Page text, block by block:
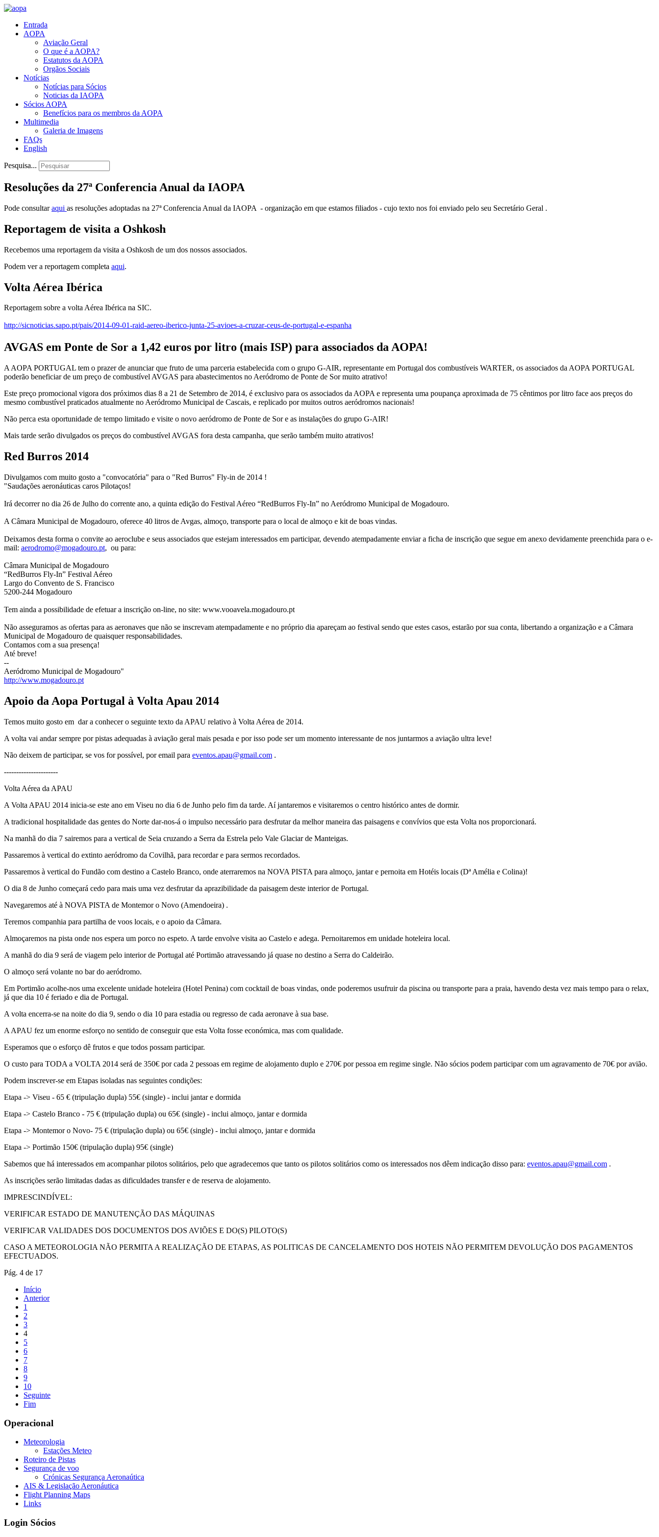
Entrada
AOPA
Aviação Geral
O que é a AOPA?
Estatutos da AOPA
Orgãos Sociais
Notícias
Notícias para Sócios
Noticias da IAOPA
Sócios AOPA
Benefícios para os membros da AOPA
Multimedia
Galeria de Imagens
FAQs
English
Pesquisa...
Resoluções da 27ª Conferencia Anual da IAOPA
Pode consultaraqui as resoluções adoptadas na 27ª Conferencia Anual da IAOPA - organização em que estamos filiados - cujo texto nos foi enviado pelo seu Secretário Geral .
Reportagem de visita a Oshkosh
Recebemos uma reportagem da visita a Oshkosh de um dos nossos associados.
Podem ver a reportagem completa aqui.
Volta Aérea Ibérica
Reportagem sobre a volta Aérea Ibérica na SIC.
http://sicnoticias.sapo.pt/pais/2014-09-01-raid-aereo-iberico-junta-25-avioes-a-cruzar-ceus-de-portugal-e-espanha
AVGAS em Ponte de Sor a 1,42 euros por litro (mais ISP) para associados da AOPA!
A AOPA PORTUGAL tem o prazer de anunciar que fruto de uma parceria estabelecida com o grupo G-AIR, representante em Portugal dos combustíveis WARTER, os associados da AOPA PORTUGAL
poderão beneficiar de um preço de combustível AVGAS para abastecimentos no Aeródromo de Ponte de Sor muito atrativo!
Este preço promocional vigora dos próximos dias 8 a 21 de Setembro de 2014, é exclusivo para os associados da AOPA e representa uma poupança aproximada de 75 cêntimos por litro face aos preços do
mesmo combustível praticados atualmente no Aeródromo Municipal de Cascais, e replicado por muitos outros aeródromos nacionais!
Não perca esta oportunidade de tempo limitado e visite o novo aeródromo de Ponte de Sor e as instalações do grupo G-AIR!
Mais tarde serão divulgados os preços do combustível AVGAS fora desta campanha, que serão também muito atrativos!
Red Burros 2014
Divulgamos com muito gosto a "convocatória" para o "Red Burros" Fly-in de 2014 !
"Saudações aeronáuticas caros Pilotaços!
Irá decorrer no dia 26 de Julho do corrente ano, a quinta edição do Festival Aéreo “RedBurros Fly-In” no Aeródromo Municipal de Mogadouro.
A Câmara Municipal de Mogadouro, oferece 40 litros de Avgas, almoço, transporte para o local de almoço e kit de boas vindas.
Deixamos desta forma o convite ao aeroclube e seus associados que estejam interessados em participar, devendo atempadamente enviar a ficha de inscrição que segue em anexo devidamente preenchida para o e-
mail: aerodromo@mogadouro.pt, ou para:
Câmara Municipal de Mogadouro
“RedBurros Fly-In” Festival Aéreo
Largo do Convento de S. Francisco
5200-244 Mogadouro
Tem ainda a possibilidade de efetuar a inscrição on-line, no site: www.vooavela.mogadouro.pt
Não asseguramos as ofertas para as aeronaves que não se inscrevam atempadamente e no próprio dia apareçam ao festival sendo que estes casos, estarão por sua conta, libertando a organização e a Câmara
Municipal de Mogadouro de quaisquer responsabilidades.
Contamos com a sua presença!
Até breve!
--
Aeródromo Municipal de Mogadouro"
http://www.mogadouro.pt
Apoio da Aopa Portugal à Volta Apau 2014
Temos muito gosto em dar a conhecer o seguinte texto da APAU relativo à Volta Aérea de 2014.
A volta vai andar sempre por pistas adequadas à aviação geral mais pesada e por isso pode ser um momento interessante de nos juntarmos a aviação ultra leve!
Não deixem de participar, se vos for possível, por email para eventos.apau@gmail.com .
----------------------
Volta Aérea da APAU
A Volta APAU 2014 inicia-se este ano em Viseu no dia 6 de Junho pelo fim da tarde. Aí jantaremos e visitaremos o centro histórico antes de dormir.
A tradicional hospitalidade das gentes do Norte dar-nos-á o impulso necessário para desfrutar da melhor maneira das paisagens e convívios que esta Volta nos proporcionará.
Na manhã do dia 7 sairemos para a vertical de Seia cruzando a Serra da Estrela pelo Vale Glaciar de Manteigas.
Passaremos à vertical do extinto aeródromo da Covilhã, para recordar e para sermos recordados.
Passaremos à vertical do Fundão com destino a Castelo Branco, onde aterraremos na NOVA PISTA para almoço, jantar e pernoita em Hotéis locais (Dª Amélia e Colina)!
O dia 8 de Junho começará cedo para mais uma vez desfrutar da aprazibilidade da paisagem deste interior de Portugal.
Navegaremos até à NOVA PISTA de Montemor o Novo (Amendoeira) .
Teremos companhia para partilha de voos locais, e o apoio da Câmara.
Almoçaremos na pista onde nos espera um porco no espeto. A tarde envolve visita ao Castelo e adega. Pernoitaremos em unidade hoteleira local.
A manhã do dia 9 será de viagem pelo interior de Portugal até Portimão atravessando já quase no destino a Serra do Caldeirão.
O almoço será volante no bar do aeródromo.
Em Portimão acolhe-nos uma excelente unidade hoteleira (Hotel Penina) com cocktail de boas vindas, onde poderemos usufruir da piscina ou transporte para a praia, havendo desta vez mais tempo para o relax,
já que dia 10 é feriado e dia de Portugal.
A volta encerra-se na noite do dia 9, sendo o dia 10 para estadia ou regresso de cada aeronave à sua base.
A APAU fez um enorme esforço no sentido de conseguir que esta Volta fosse económica, mas com qualidade.
Esperamos que o esforço dê frutos e que todos possam participar.
O custo para TODA a VOLTA 2014 será de 350€ por cada 2 pessoas em regime de alojamento duplo e 270€ por pessoa em regime single. Não sócios podem participar com um agravamento de 70€ por avião.
Podem inscrever-se em Etapas isoladas nas seguintes condições:
Etapa -> Viseu - 65 € (tripulação dupla) 55€ (single) - inclui jantar e dormida
Etapa -> Castelo Branco - 75 € (tripulação dupla) ou 65€ (single) - inclui almoço, jantar e dormida
Etapa -> Montemor o Novo- 75 € (tripulação dupla) ou 65€ (single) - inclui almoço, jantar e dormida
Etapa -> Portimão 150€ (tripulação dupla) 95€ (single)
Sabemos que há interessados em acompanhar pilotos solitários, pelo que agradecemos que tanto os pilotos solitários como os interessados nos dêem indicação disso para: eventos.apau@gmail.com .
As inscrições serão limitadas dadas as dificuldades transfer e de reserva de alojamento.
IMPRESCINDÍVEL:
VERIFICAR ESTADO DE MANUTENÇÃO DAS MÁQUINAS
VERIFICAR VALIDADES DOS DOCUMENTOS DOS AVIÕES E DO(S) PILOTO(S)
CASO A METEOROLOGIA NÃO PERMITA A REALIZAÇÃO DE ETAPAS, AS POLITICAS DE CANCELAMENTO DOS HOTEIS NÃO PERMITEM DEVOLUÇÃO DOS PAGAMENTOS
EFECTUADOS.
Pág. 4 de 17
Início
Anterior
1
2
3
4
5
6
7
8
9
10
Seguinte
Fim
Operacional
Meteorologia
Estações Meteo
Roteiro de Pistas
Segurança de voo
Crónicas Segurança Aeronaútica
AIS & Legislação Aeronáutica
Flight Planning Maps
Links
Login Sócios